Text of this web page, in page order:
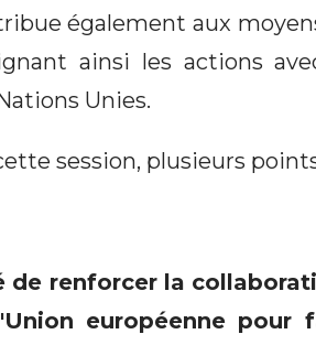
également aux
ainsi les actions
Unies.
session, plusieurs
de renforcer la
européenne pour